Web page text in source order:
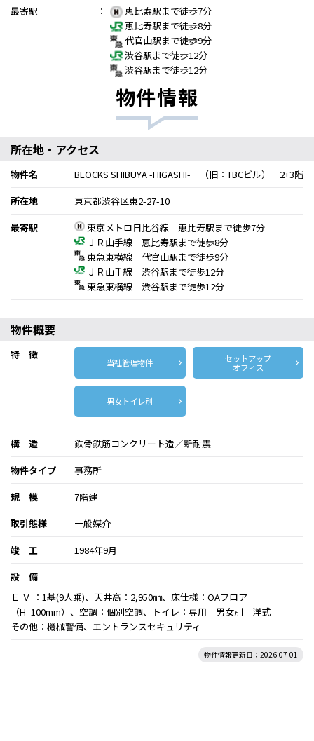
最寄駅
：
恵比寿駅まで徒歩7分
恵比寿駅まで徒歩8分
代官山駅まで徒歩9分
渋谷駅まで徒歩12分
渋谷駅まで徒歩12分
物件情報
所在地・アクセス
物件名
BLOCKS SHIBUYA -HIGASHI- （旧：TBCビル） 2+3階
所在地
東京都渋谷区東2-27-10
最寄駅
東京メトロ日比谷線 恵比寿駅まで徒歩7分
ＪＲ山手線 恵比寿駅まで徒歩8分
東急東横線 代官山駅まで徒歩9分
ＪＲ山手線 渋谷駅まで徒歩12分
東急東横線 渋谷駅まで徒歩12分
物件概要
特 徴
当社管理物件
セットアップ
オフィス
男女トイレ別
構 造
鉄骨鉄筋コンクリート造／新耐震
物件タイプ
事務所
規 模
7階建
取引態様
一般媒介
竣 工
1984年9月
設 備
Ｅ Ｖ ：1基(9人乗)、天井高：2,950㎜、床仕様：OAフロア
（H=100mm）、空調：個別空調、トイレ：専用 男女別 洋式
その他：機械警備、エントランスセキュリティ
物件情報更新日：2026-07-01